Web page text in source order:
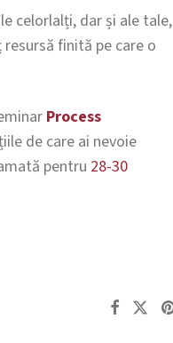
celorlalți, dar și ale tale,
finită pe care o
Process
de care ai nevoie
pentru 28-30